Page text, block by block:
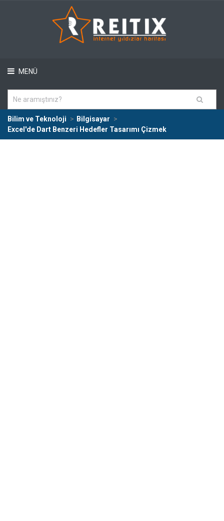
MENÜ
Bilim ve Teknoloji
Bilgisayar
Excel'de Dart Benzeri Hedefler Tasarımı Çizmek